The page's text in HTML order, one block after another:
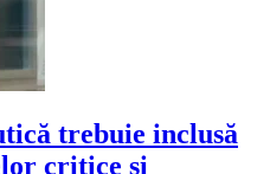
trebuie inclusă
critice și